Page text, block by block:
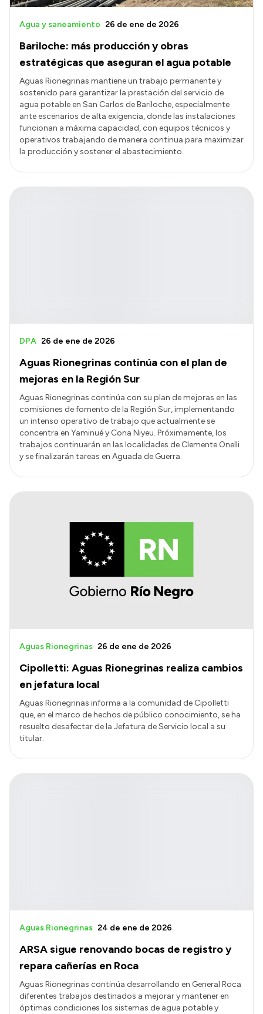
Bariloche: más producción y obras
estratégicas que aseguran el agua potable
Agua y saneamiento 26 de ene de 2026
Aguas Rionegrinas mantiene un trabajo permanente y
sostenido para garantizar la prestación del servicio de
agua potable en San Carlos de Bariloche, especialmente
ante escenarios de alta exigencia, donde las instalaciones
funcionan a máxima capacidad, con equipos técnicos y
operativos trabajando de manera continua para maximizar
la producción y sostener el abastecimiento.
Aguas Rionegrinas continúa con el plan de
mejoras en la Región Sur
DPA 26 de ene de 2026
Aguas Rionegrinas continúa con su plan de mejoras en las
comisiones de fomento de la Región Sur, implementando
un intenso operativo de trabajo que actualmente se
concentra en Yaminué y Cona Niyeu. Próximamente, los
trabajos continuarán en las localidades de Clemente Onelli
y se finalizarán tareas en Aguada de Guerra.
Cipolletti: Aguas Rionegrinas realiza cambios
en jefatura local
Aguas Rionegrinas 26 de ene de 2026
Aguas Rionegrinas informa a la comunidad de Cipolletti
que, en el marco de hechos de público conocimiento, se ha
resuelto desafectar de la Jefatura de Servicio local a su
titular.
ARSA sigue renovando bocas de registro y
repara cañerías en Roca
Aguas Rionegrinas 24 de ene de 2026
Aguas Rionegrinas continúa desarrollando en General Roca
diferentes trabajos destinados a mejorar y mantener en
óptimas condiciones los sistemas de agua potable y